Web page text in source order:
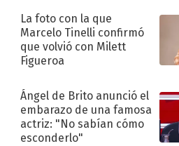
La foto con la que
Marcelo Tinelli confirmó
que volvió con Milett
Figueroa
Ángel de Brito anunció el
embarazo de una famosa
actriz: "No sabían cómo
esconderlo"